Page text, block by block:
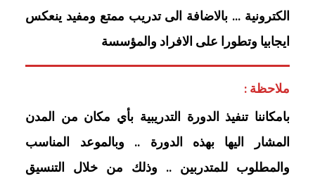
الكترونية … بالاضافة الى تدريب ممتع ومفيد ينعكس
ايجابيا وتطورا على الافراد والمؤسسة
ملاحظة :
بامكاننا تنفيذ الدورة التدريبية بأي مكان من المدن
المشار اليها بهذه الدورة .. وبالموعد المناسب
والمطلوب للمتدربين .. وذلك من خلال التنسيق